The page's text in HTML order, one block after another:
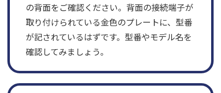
の背面をご確認ください。背面の接続端子が
取り付けられている金色のプレートに、型番
が記されているはずです。型番やモデル名を
確認してみましょう。